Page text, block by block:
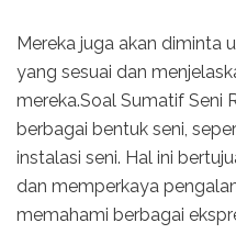
Mereka juga akan diminta
yang sesuai dan
mereka.Soal Sumatif Seni
berbagai bentuk seni,
instalasi seni. Hal ini
dan memperkaya
memahami berbagai